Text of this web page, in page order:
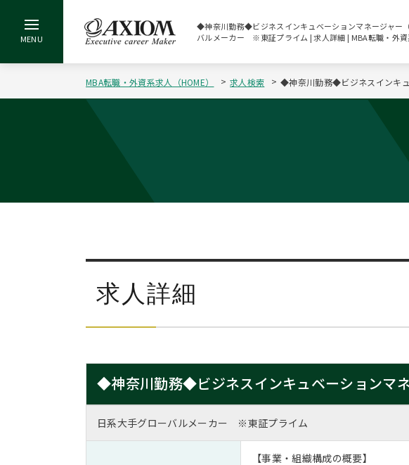
◆神奈川勤務◆ビジネスインキュベーションマネージャー
バルメーカー ※東証プライム | 求人詳細 | MBA転職・外資
MBA転職・外資系求人（HOME） 求人検索 ◆神奈川勤務◆ビジネスインキ
求人詳細
◆神奈川勤務◆ビジネスインキュベーションマネ
日系大手グローバルメーカー ※東証プライム
【事業・組織構成の概要】